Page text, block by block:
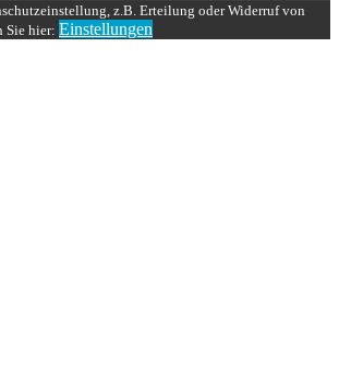
z.B. Erteilung oder Widerruf von
hier: Einstellungen